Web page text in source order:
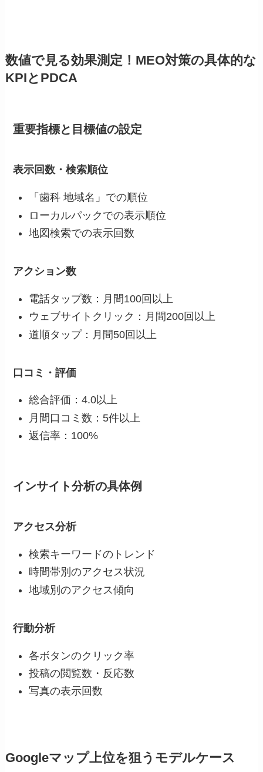
数値で見る効果測定！MEO対策の具体的な
KPIとPDCA
重要指標と目標値の設定
表示回数・検索順位
「歯科 地域名」での順位
ローカルパックでの表示順位
地図検索での表示回数
アクション数
電話タップ数：月間100回以上
ウェブサイトクリック：月間200回以上
道順タップ：月間50回以上
口コミ・評価
総合評価：4.0以上
月間口コミ数：5件以上
返信率：100%
インサイト分析の具体例
アクセス分析
検索キーワードのトレンド
時間帯別のアクセス状況
地域別のアクセス傾向
行動分析
各ボタンのクリック率
投稿の閲覧数・反応数
写真の表示回数
Googleマップ上位を狙うモデルケース